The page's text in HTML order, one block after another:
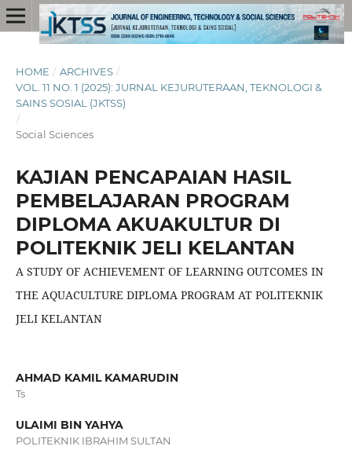
HOME / ARCHIVES /
VOL. 11 NO. 1 (2025): JURNAL KEJURUTERAAN, TEKNOLOGI &
SAINS SOSIAL (JKTSS)
/
Social Sciences
KAJIAN PENCAPAIAN HASIL
PEMBELAJARAN PROGRAM
DIPLOMA AKUAKULTUR DI
POLITEKNIK JELI KELANTAN
A STUDY OF ACHIEVEMENT OF LEARNING OUTCOMES IN
THE AQUACULTURE DIPLOMA PROGRAM AT POLITEKNIK
JELI KELANTAN
AHMAD KAMIL KAMARUDIN
Ts
ULAIMI BIN YAHYA
POLITEKNIK IBRAHIM SULTAN